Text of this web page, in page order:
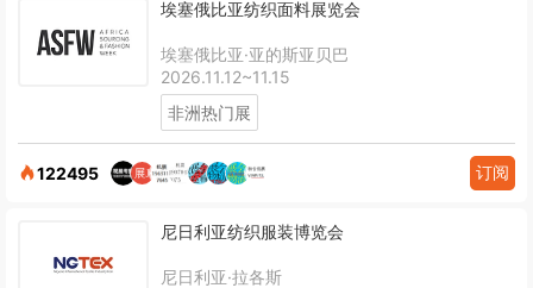
埃塞俄比亚纺织面料展览会
埃塞俄比亚·亚的斯亚贝巴
2026.11.12~11.15
非洲热门展
122495 订阅
尼日利亚纺织服装博览会
尼日利亚·拉各斯